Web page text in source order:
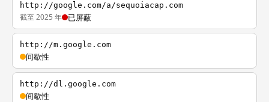
http://google.com/a/sequoiacap.com
截至 2025 年 已屏蔽
http://m.google.com
间歇性
http://dl.google.com
间歇性